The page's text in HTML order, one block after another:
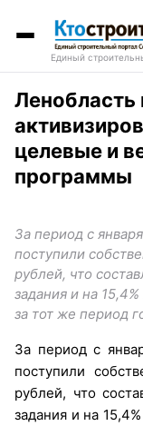
Единый
Ленобласть
целевые и
программы
За период с
поступили
рублей, что
задания и на
за тот же период
За период с
поступили
рублей, что
задания и на